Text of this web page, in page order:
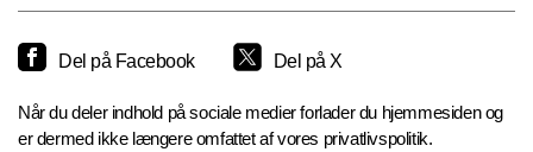
Del på Facebook Del på X
Når du deler indhold på sociale medier forlader du hjemmesiden og
er dermed ikke længere omfattet af vores privatlivspolitik.